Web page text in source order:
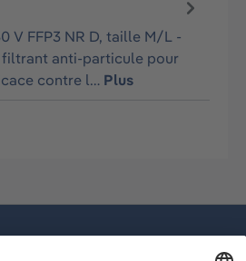
V FFP3 NR D, taille M/L -
filtrant anti-particule pour
contre l… Plus
pour la vie